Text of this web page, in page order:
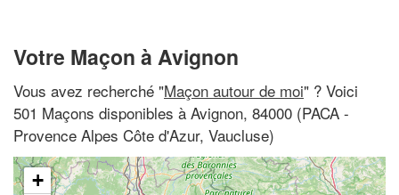
Votre Maçon à Avignon
Vous avez recherché "Maçon autour de moi" ? Voici
501 Maçons disponibles à Avignon, 84000 (PACA -
Provence Alpes Côte d'Azur, Vaucluse)
+